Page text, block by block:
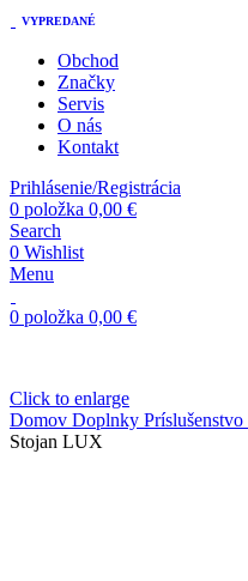
Obchod
Značky
Servis
O nás
Kontakt
Prihlásenie/Registrácia
0 položka 0,00 €
Search
0 Wishlist
Menu
0 položka 0,00 €
Click to enlarge
Domov Doplnky Príslušenstvo
Stojan LUX
VYPREDANÉ